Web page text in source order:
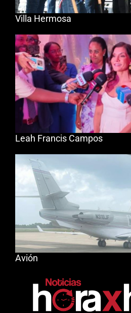
Villa Hermosa
Leah Francis Campos
Avión